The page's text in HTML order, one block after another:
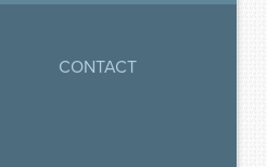
CONTACT